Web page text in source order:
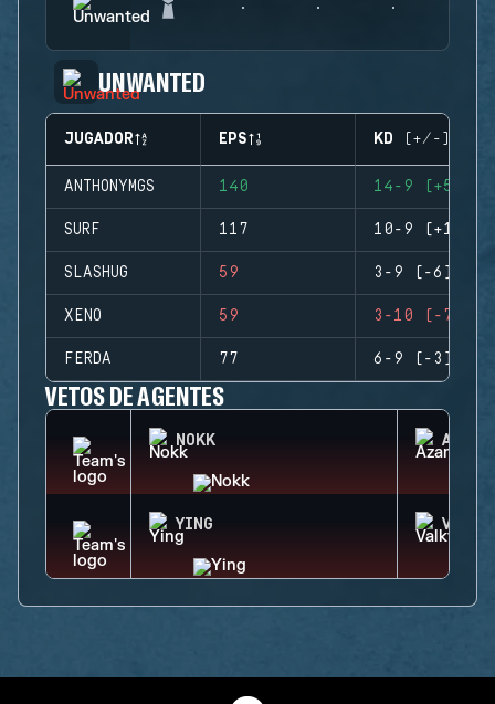
UNWANTED
JUGADOR EPS KD (+/-)
ANTHONYMGS 140 14-9 (+5)
SURF 117 10-9 (+1)
SLASHUG 59 3-9 (-6)
XENO 59 3-10 (-7)
FERDA 77 6-9 (-3)
VETOS DE AGENTES
NOKK AZAMI
YING